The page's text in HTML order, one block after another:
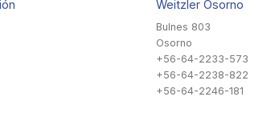
Weitzler Osorno
Bulnes 803
Osorno
+56-64-2233-573
+56-64-2238-822
+56-64-2246-181